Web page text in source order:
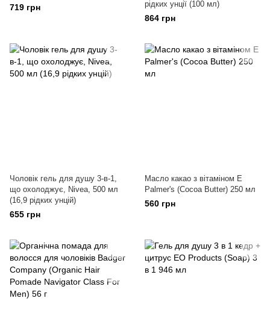
719 грн рідких унції (100 мл)
864 грн
Чоловік гель для душу 3-в-1,
що охолоджує, Nivea, 500 мл
(16,9 рідких унцій)
655 грн
Масло какао з вітаміном Е
Palmer's (Cocoa Butter) 250 мл
560 грн